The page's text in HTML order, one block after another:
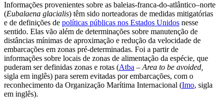
Informações provenientes sobre as baleias-franca-do-atlântico–norte
(Eubalaena glacialis) têm sido norteadoras de medidas mitigatórias
e de definições de políticas públicas nos Estados Unidos nesse
sentido. Elas vão além de determinações sobre manutenção de
distâncias mínimas de aproximação e redução da velocidade de
embarcações em zonas pré-determinadas. Foi a partir de
informações sobre locais de zonas de alimentação da espécie, que
puderam ser definidas zonas e rotas (Atba –Area to be avoided,
sigla em inglês) para serem evitadas por embarcações, com o
reconhecimento da Organização Marítima Internacional (Imo, sigla
em inglês).